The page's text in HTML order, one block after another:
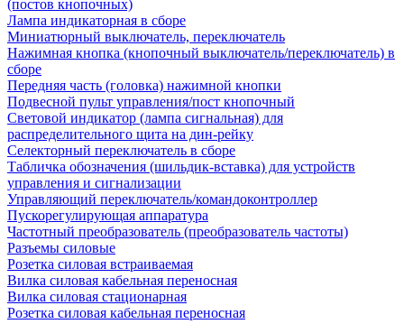
(постов кнопочных)
Лампа индикаторная в сборе
Миниатюрный выключатель, переключатель
Нажимная кнопка (кнопочный выключатель/переключатель) в
сборе
Передняя часть (головка) нажимной кнопки
Подвесной пульт управления/пост кнопочный
Световой индикатор (лампа сигнальная) для
распределительного щита на дин-рейку
Селекторный переключатель в сборе
Табличка обозначения (шильдик-вставка) для устройств
управления и сигнализации
Управляющий переключатель/командоконтроллер
Пускорегулирующая аппаратура
Частотный преобразователь (преобразователь частоты)
Разъемы силовые
Розетка силовая встраиваемая
Вилка силовая кабельная переносная
Вилка силовая стационарная
Розетка силовая кабельная переносная